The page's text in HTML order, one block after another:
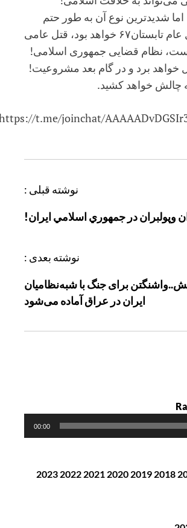
شدیدترین نوع آن به طور حتم
مربوط به قتل عام تابستان۶۷ خواهد بود، قتل عامی
نظام قضایی جمهوری اسلامی!
خواهد برد و در گام بعد مشروعیت!
چالش خواهد کشید.
https://t.me/joinchat/
نوشته قبلی :
وپولبران در جمهوري اسلامي ايران!
نوشته بعدی :
برای جنگ با شبه‌نظامیان
ایران در عراق آماده می‌شود
00:00
2018
2019
2020
2021
2022
2023